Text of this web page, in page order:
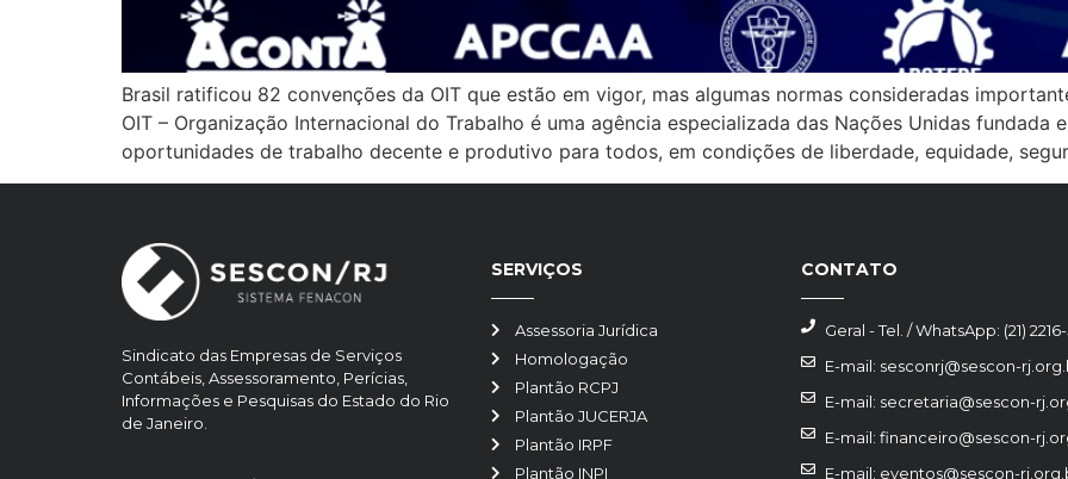
Brasil ratificou 82 convenções da OIT que estão em vigor, mas algumas normas consideradas
OIT – Organização Internacional do Trabalho é uma agência especializada das Nações Unidas fundada
oportunidades de trabalho decente e produtivo para todos, em condições de liberdade, equidade,
Sindicato das Empresas de Serviços
Contábeis, Assessoramento, Perícias,
Informações e Pesquisas do Estado do Rio
de Janeiro.
SERVIÇOS
Assessoria Jurídica
Homologação
Plantão RCPJ
Plantão JUCERJA
Plantão IRPF
Plantão INPI
CONTATO
Geral - Tel. / WhatsApp: (21)
E-mail: sesconrj@sescon-
E-mail: secretaria@sescon-
E-mail: financeiro@sescon-
E-mail: eventos@sescon-